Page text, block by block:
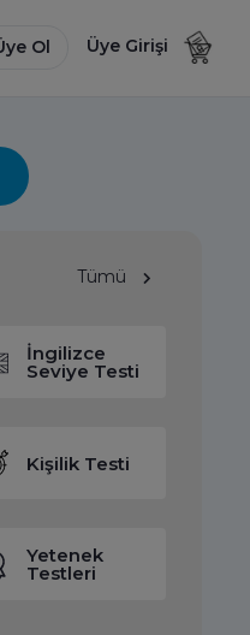
Ol Üye Girişi
Tümü
İngilizce
Seviye Testi
Kişilik Testi
Yetenek
Testleri